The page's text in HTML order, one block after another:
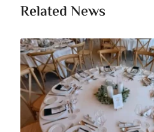
Related News